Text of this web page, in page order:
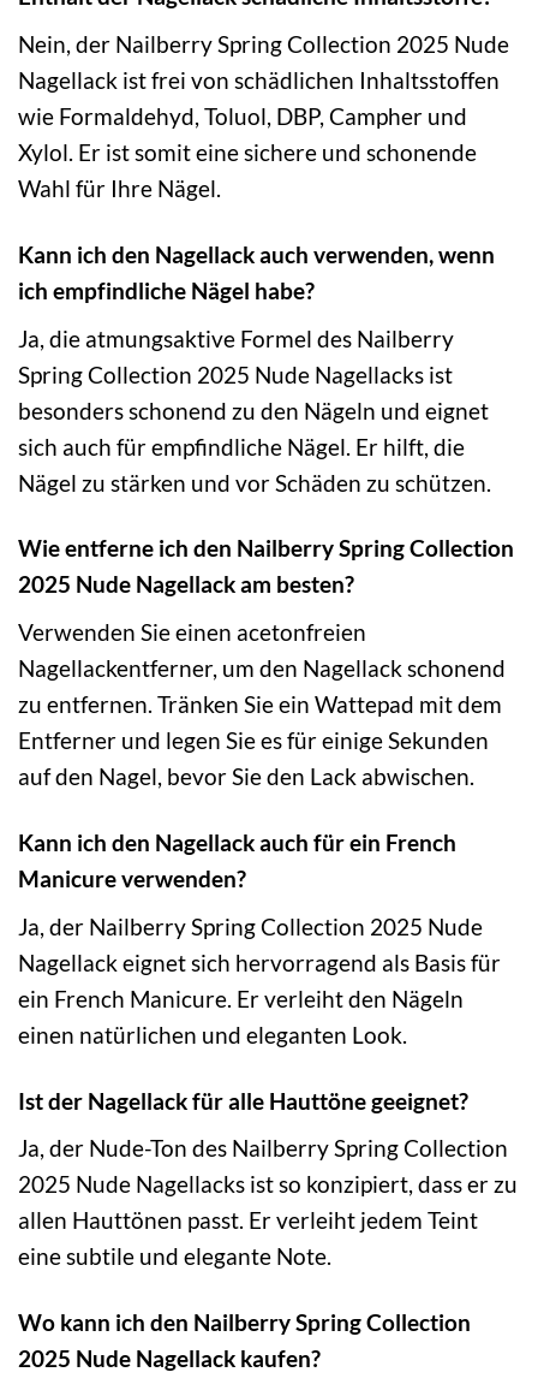
Nein, der Nailberry Spring Collection 2025 Nude
Nagellack ist frei von schädlichen Inhaltsstoffen
wie Formaldehyd, Toluol, DBP, Campher und
Xylol. Er ist somit eine sichere und schonende
Wahl für Ihre Nägel.
Kann ich den Nagellack auch verwenden, wenn
ich empfindliche Nägel habe?
Ja, die atmungsaktive Formel des Nailberry
Spring Collection 2025 Nude Nagellacks ist
besonders schonend zu den Nägeln und eignet
sich auch für empfindliche Nägel. Er hilft, die
Nägel zu stärken und vor Schäden zu schützen.
Wie entferne ich den Nailberry Spring Collection
2025 Nude Nagellack am besten?
Verwenden Sie einen acetonfreien
Nagellackentferner, um den Nagellack schonend
zu entfernen. Tränken Sie ein Wattepad mit dem
Entferner und legen Sie es für einige Sekunden
auf den Nagel, bevor Sie den Lack abwischen.
Kann ich den Nagellack auch für ein French
Manicure verwenden?
Ja, der Nailberry Spring Collection 2025 Nude
Nagellack eignet sich hervorragend als Basis für
ein French Manicure. Er verleiht den Nägeln
einen natürlichen und eleganten Look.
Ist der Nagellack für alle Hauttöne geeignet?
Ja, der Nude-Ton des Nailberry Spring Collection
2025 Nude Nagellacks ist so konzipiert, dass er zu
allen Hauttönen passt. Er verleiht jedem Teint
eine subtile und elegante Note.
Wo kann ich den Nailberry Spring Collection
2025 Nude Nagellack kaufen?